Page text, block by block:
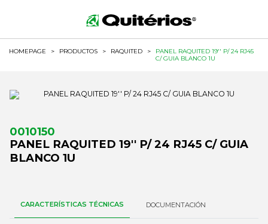
HOMEPAGE > PRODUCTOS > RAQUITED >
PANEL RAQUITED 19'' P/ 24 RJ45
C/ GUIA BLANCO 1U
0010150
PANEL RAQUITED 19'' P/ 24 RJ45 C/ GUIA
BLANCO 1U
CARACTERÍSTICAS TÉCNICAS DOCUMENTACIÓN